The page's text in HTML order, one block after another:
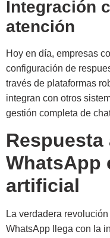
Integración
atención
Hoy en día, empresas
configuración de
través de plataformas
integran con otros
gestión completa de
WhatsApp
artificial
La verdadera
WhatsApp llega con la